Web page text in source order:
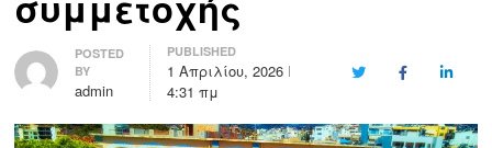
Author
POSTED
BY
admin
PUBLISHED
1 Απριλίου, 2026
4:31 πμ
TwitterFacebook